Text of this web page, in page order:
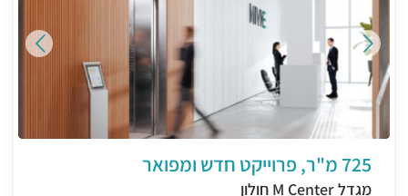
725 מ"ר, פרוייקט חדש ומפואר
מגדל M Center חולון